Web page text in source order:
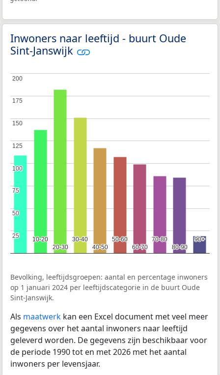
Inwoners naar leeftijd - buurt Oude
Sint-Janswijk
10-20
10-20
20-30
20-30
30-40
30-40
40-50
40-50
50-60
50-60
60-70
60-70
70-80
70-80
80-90
80-90
90+
90+
25
25
50
50
75
75
100
100
125
125
150
150
175
175
200
200
Bevolking, leeftijdsgroepen: aantal en percentage inwoners
op 1 januari 2024 per leeftijdscategorie in de buurt Oude
Sint-Janswijk.
Als maatwerk kan een Excel document met veel meer
gegevens over het aantal inwoners naar leeftijd
geleverd worden. De gegevens zijn beschikbaar voor
de periode 1990 tot en met 2026 met het aantal
inwoners per levensjaar.